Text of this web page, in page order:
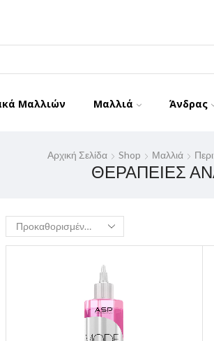
Μαλλιών Μαλλιά Άνδρας
Αρχική Σελίδα Shop Μαλλιά
ΘΕΡΑΠΕΊΕΣ